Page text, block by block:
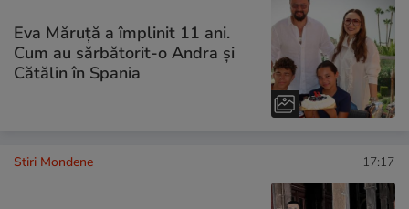
Eva Măruță a împlinit 11 ani.
Cum au sărbătorit-o Andra și
Cătălin în Spania
Stiri Mondene 17:17